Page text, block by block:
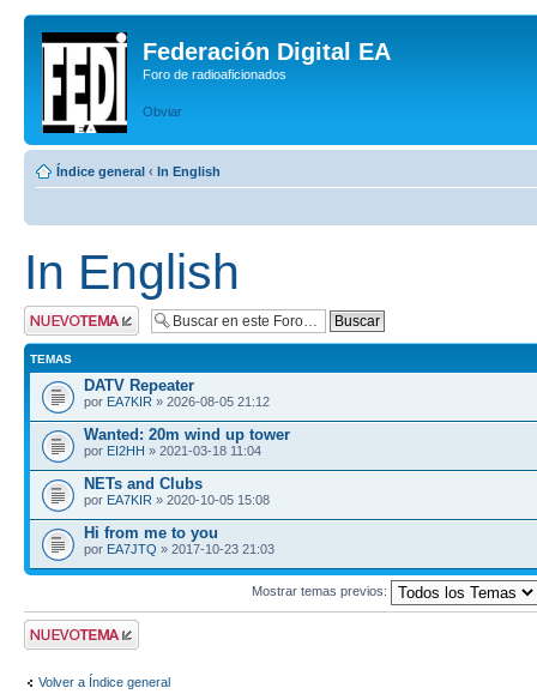
Federación Digital EA
Foro de radioaficionados
Obviar
Índice general ‹ In English
In English
Publicar un nuevo
tema
TEMAS
DATV Repeater
por EA7KIR » 2026-08-05 21:12
Wanted: 20m wind up tower
por EI2HH » 2021-03-18 11:04
NETs and Clubs
por EA7KIR » 2020-10-05 15:08
Hi from me to you
por EA7JTQ » 2017-10-23 21:03
Mostrar temas previos:
Publicar un nuevo
tema
Volver a Índice general